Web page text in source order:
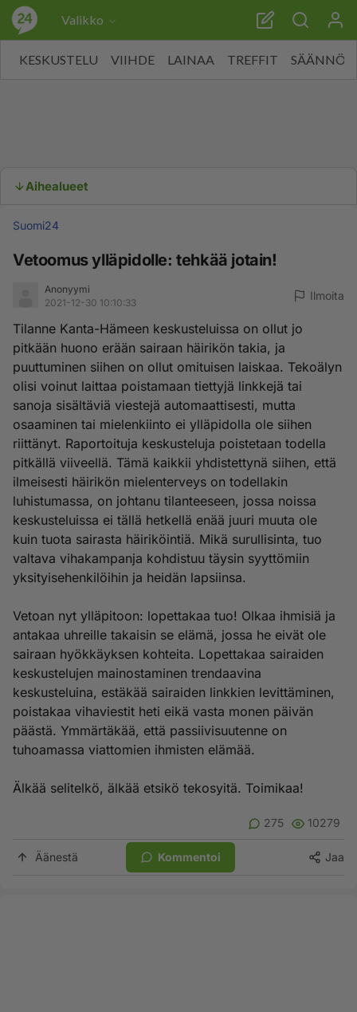
Valikko
KESKUSTELU VIIHDE LAINAA TREFFIT SÄÄNNÖT
Aihealueet
Suomi24
Vetoomus ylläpidolle: tehkää jotain!
Anonyymi
2021-12-30 10:10:33
Ilmoita
Tilanne Kanta-Hämeen keskusteluissa on ollut jo
pitkään huono erään sairaan häirikön takia, ja
puuttuminen siihen on ollut omituisen laiskaa. Tekoälyn
olisi voinut laittaa poistamaan tiettyjä linkkejä tai
sanoja sisältäviä viestejä automaattisesti, mutta
osaaminen tai mielenkiinto ei ylläpidolla ole siihen
riittänyt. Raportoituja keskusteluja poistetaan todella
pitkällä viiveellä. Tämä kaikkii yhdistettynä siihen, että
ilmeisesti häirikön mielenterveys on todellakin
luhistumassa, on johtanu tilanteeseen, jossa noissa
keskusteluissa ei tällä hetkellä enää juuri muuta ole
kuin tuota sairasta häiriköintiä. Mikä surullisinta, tuo
valtava vihakampanja kohdistuu täysin syyttömiin
yksityisehenkilöihin ja heidän lapsiinsa.
Vetoan nyt ylläpitoon: lopettakaa tuo! Olkaa ihmisiä ja
antakaa uhreille takaisin se elämä, jossa he eivät ole
sairaan hyökkäyksen kohteita. Lopettakaa sairaiden
keskustelujen mainostaminen trendaavina
keskusteluina, estäkää sairaiden linkkien levittäminen,
poistakaa vihaviestit heti eikä vasta monen päivän
päästä. Ymmärtäkää, että passiivisuutenne on
tuhoamassa viattomien ihmisten elämää.
Älkää selitelkö, älkää etsikö tekosyitä. Toimikaa!
275 10279
Äänestä Kommentoi Jaa